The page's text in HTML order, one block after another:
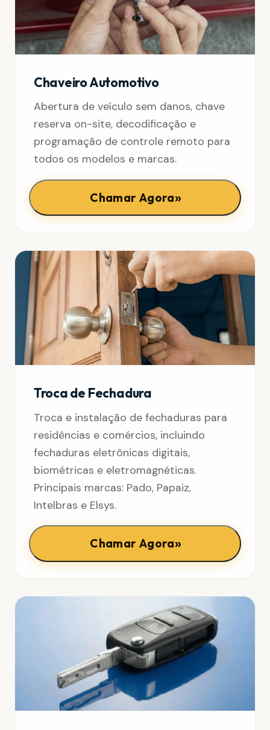
Chaveiro Automotivo
Abertura de veículo sem danos, chave
reserva on-site, decodificação e
programação de controle remoto para
todos os modelos e marcas.
Chamar Agora»
Troca de Fechadura
Troca e instalação de fechaduras para
residências e comércios, incluindo
fechaduras eletrônicas digitais,
biométricas e eletromagnéticas.
Principais marcas: Pado, Papaiz,
Intelbras e Elsys.
Chamar Agora»